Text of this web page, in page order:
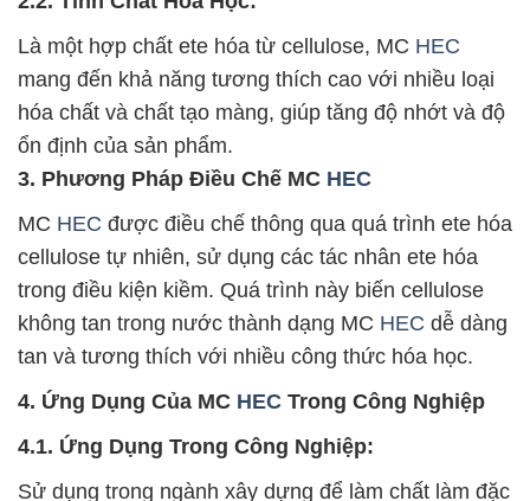
Là một hợp chất ete hóa từ cellulose, MC HEC
mang đến khả năng tương thích cao với nhiều loại
hóa chất và chất tạo màng, giúp tăng độ nhớt và độ
ổn định của sản phẩm.
3. Phương Pháp Điều Chế MC HEC
MC HEC được điều chế thông qua quá trình ete hóa
cellulose tự nhiên, sử dụng các tác nhân ete hóa
trong điều kiện kiềm. Quá trình này biến cellulose
không tan trong nước thành dạng MC HEC dễ dàng
tan và tương thích với nhiều công thức hóa học.
4. Ứng Dụng Của MC HEC Trong Công Nghiệp
4.1. Ứng Dụng Trong Công Nghiệp:
Sử dụng trong ngành xây dựng để làm chất làm đặc